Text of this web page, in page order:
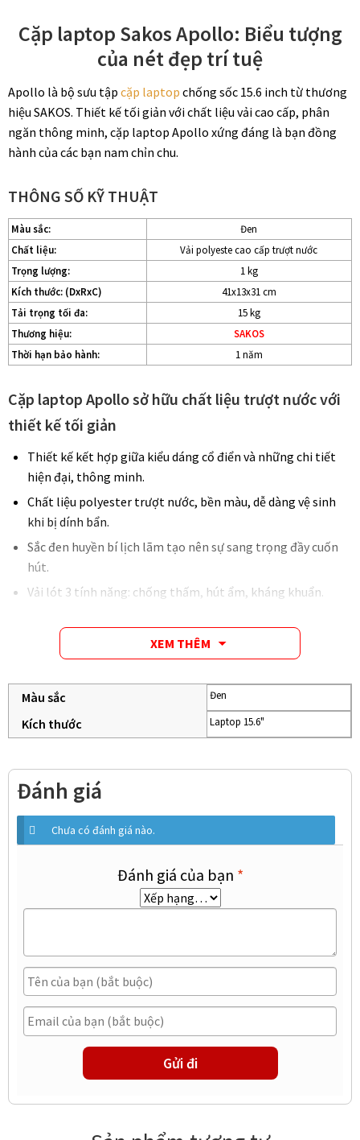
Cặp laptop Sakos Apollo: Biểu tượng
của nét đẹp trí tuệ
Apollo là bộ sưu tập cặp laptop chống sốc 15.6 inch từ thương
hiệu SAKOS. Thiết kế tối giản với chất liệu vải cao cấp, phân
ngăn thông minh, cặp laptop Apollo xứng đáng là bạn đồng
hành của các bạn nam chỉn chu.
THÔNG SỐ KỸ THUẬT
Màu sắc:
Đen
Chất liệu:
Vải polyeste cao cấp trượt nước
Trọng lượng:
1 kg
Kích thước: (DxRxC)
41x13x31 cm
Tải trọng tối đa:
15 kg
Thương hiệu:
SAKOS
Thời hạn bảo hành:
1 năm
Cặp laptop Apollo sở hữu chất liệu trượt nước với
thiết kế tối giản
Thiết kế kết hợp giữa kiểu dáng cổ điển và những chi tiết
hiện đại, thông minh.
Chất liệu polyester trượt nước, bền màu, dễ dàng vệ sinh
khi bị dính bẩn.
Sắc đen huyền bí lịch lãm tạo nên sự sang trọng đầy cuốn
hút.
Vải lót 3 tính năng: chống thấm, hút ẩm, kháng khuẩn.
XEM THÊM
Màu sắc Đen
Kích thước Laptop 15.6"
Đánh giá
Chưa có đánh giá nào.
Đánh giá của bạn *